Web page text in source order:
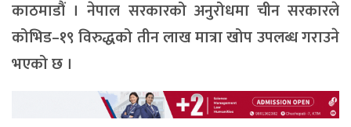
काठमाडौं । नेपाल सरकारको अनुरोधमा चीन सरकारले
कोभिड–१९ विरुद्धको तीन लाख मात्रा खोप उपलब्ध गराउने
भएको छ ।